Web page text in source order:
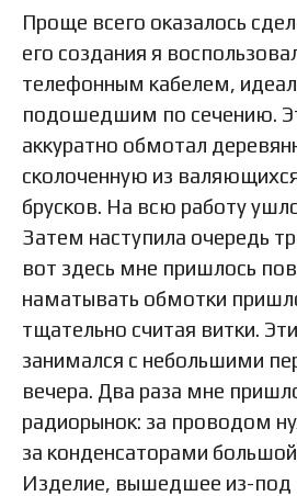
Проще всего оказалось
его создания я
телефонным кабелем,
подошедшим по сечению.
аккуратно обмотал
сколоченную из
брусков. На всю работу
Затем наступила очередь
вот здесь мне пришлось
наматывать обмотки
тщательно считая витки.
занимался с небольшими
вечера. Два раза мне
радиорынок: за проводом
за конденсаторами
Изделие, вышедшее из-под